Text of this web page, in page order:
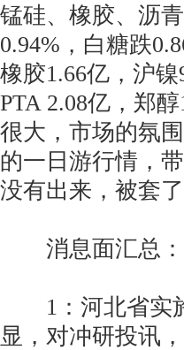
锰硅、橡胶、沥
0.94%，白糖跌
橡胶1.66亿，沪
PTA 2.08亿，郑
很大，市场的氛
的一日游行情，
没有出来，被套了
消息面汇总：
1：河北省实施
显，对冲研投讯